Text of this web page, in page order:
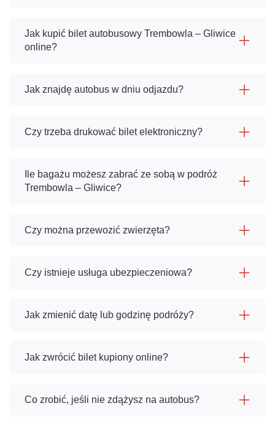
Jak kupić bilet autobusowy Trembowla – Gliwice
online?
Jak znajdę autobus w dniu odjazdu?
Czy trzeba drukować bilet elektroniczny?
Ile bagażu możesz zabrać ze sobą w podróż
Trembowla – Gliwice?
Czy można przewozić zwierzęta?
Czy istnieje usługa ubezpieczeniowa?
Jak zmienić datę lub godzinę podróży?
Jak zwrócić bilet kupiony online?
Co zrobić, jeśli nie zdążysz na autobus?